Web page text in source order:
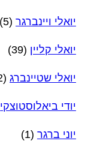
יואלי ויינברגר (5)
יואלי קליין (39)
יואלי שטיינברג (2)
יודי ביאלוסטוצקי
יוני ברגר (1)